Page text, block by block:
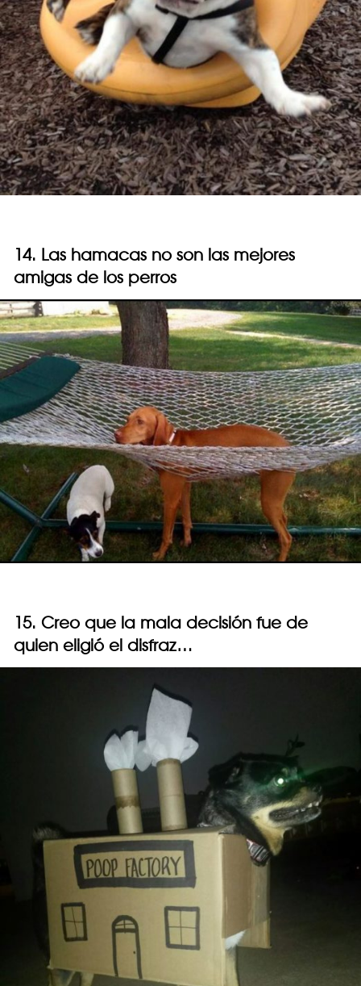
14. Las hamacas no son las mejores
amigas de los perros
15. Creo que la mala decisión fue de
quien eligió el disfraz…